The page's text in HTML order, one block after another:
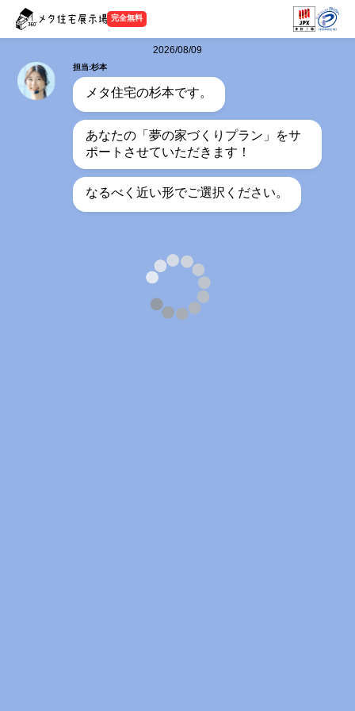
完全無料
2026/08/09
担当:杉本
メタ住宅の杉本です。
あなたの「夢の家づくりプラン」をサ
ポートさせていただきます！
なるべく近い形でご選択ください。